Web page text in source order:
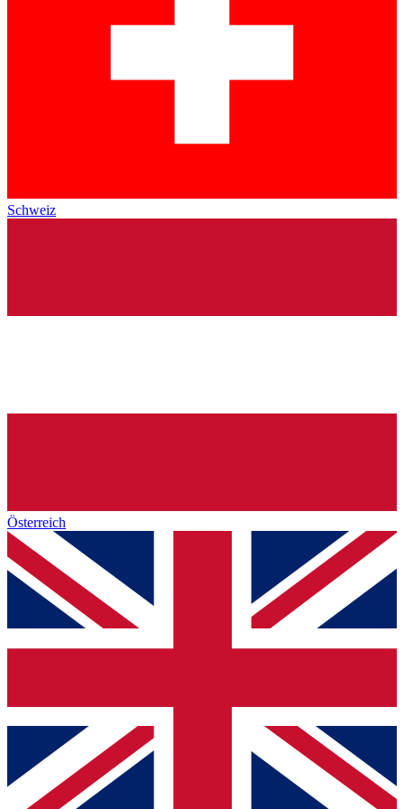
Schweiz
Österreich